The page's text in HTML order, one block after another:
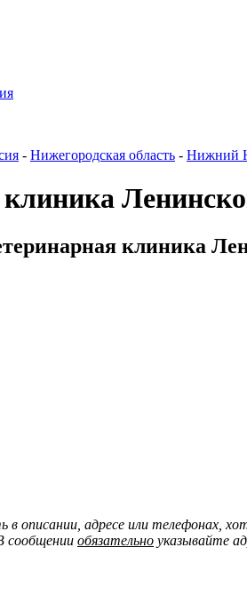
- Нижегородская область - Нижний
клиника
в описании, адресе или телефонах,
сообщении обязательно указывайте